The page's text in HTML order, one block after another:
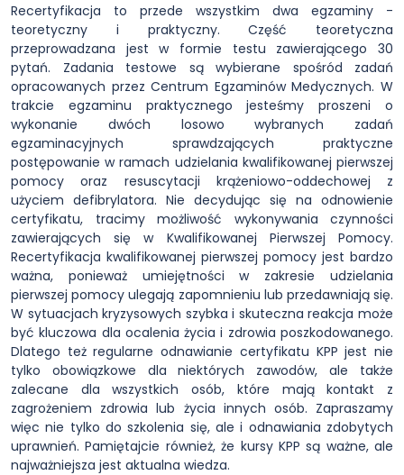
Recertyfikacja to przede wszystkim dwa egzaminy -
teoretyczny i praktyczny. Część teoretyczna
przeprowadzana jest w formie testu zawierającego 30
pytań. Zadania testowe są wybierane spośród zadań
opracowanych przez Centrum Egzaminów Medycznych. W
trakcie egzaminu praktycznego jesteśmy proszeni o
wykonanie dwóch losowo wybranych zadań
egzaminacyjnych sprawdzających praktyczne
postępowanie w ramach udzielania kwalifikowanej pierwszej
pomocy oraz resuscytacji krążeniowo-oddechowej z
użyciem defibrylatora. Nie decydując się na odnowienie
certyfikatu, tracimy możliwość wykonywania czynności
zawierających się w Kwalifikowanej Pierwszej Pomocy.
Recertyfikacja kwalifikowanej pierwszej pomocy jest bardzo
ważna, ponieważ umiejętności w zakresie udzielania
pierwszej pomocy ulegają zapomnieniu lub przedawniają się.
W sytuacjach kryzysowych szybka i skuteczna reakcja może
być kluczowa dla ocalenia życia i zdrowia poszkodowanego.
Dlatego też regularne odnawianie certyfikatu KPP jest nie
tylko obowiązkowe dla niektórych zawodów, ale także
zalecane dla wszystkich osób, które mają kontakt z
zagrożeniem zdrowia lub życia innych osób. Zapraszamy
więc nie tylko do szkolenia się, ale i odnawiania zdobytych
uprawnień. Pamiętajcie również, że kursy KPP są ważne, ale
najważniejsza jest aktualna wiedza.